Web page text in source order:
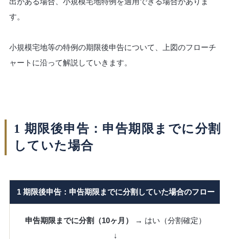
す。
小規模宅地等の特例の期限後申告について、上図のフローチ
ャートに沿って解説していきます。
1 期限後申告：申告期限までに分割
していた場合
1 期限後申告：申告期限までに分割していた場合のフロー
申告期限までに分割（10ヶ月）
→ はい（分割確定）
↓